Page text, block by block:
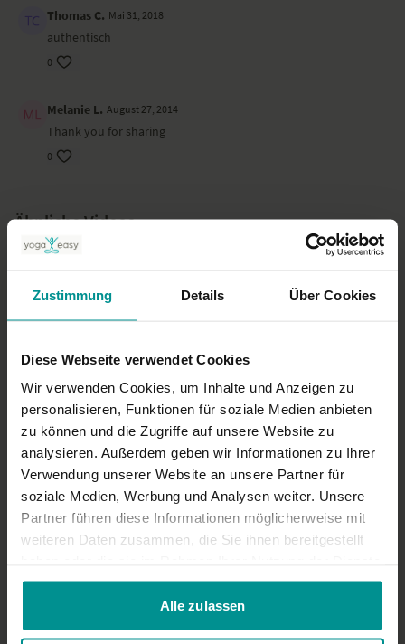
Zustimmung Details Über Cookies
Diese Webseite verwendet Cookies
Wir verwenden Cookies, um Inhalte und Anzeigen zu
personalisieren, Funktionen für soziale Medien anbieten
zu können und die Zugriffe auf unsere Website zu
analysieren. Außerdem geben wir Informationen zu Ihrer
Verwendung unserer Website an unsere Partner für
soziale Medien, Werbung und Analysen weiter. Unsere
Partner führen diese Informationen möglicherweise mit
weiteren Daten zusammen, die Sie ihnen bereitgestellt
gesammelt haben.
Alle zulassen
Thomas C. Mai 31, 2018
authentisch
0
Melanie L. August 27, 2014
Thank you for sharing
0
Ähnliche Videos
Rita Keller
Iyengar Aufbaukurs Teil 5: Vom Groben zum Feinen
Sportliche Anfänger | lyengar Yoga